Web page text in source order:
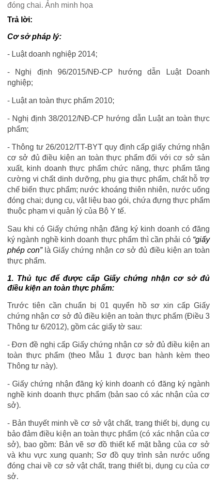
đóng chai. Ảnh minh họa
Trả lời:
Cơ sở pháp lý:
- Luật doanh nghiệp 2014;
- Nghị định 96/2015/NĐ-CP hướng dẫn Luật Doanh
nghiệp;
- Luật an toàn thực phẩm 2010;
- Nghị định 38/2012/NĐ-CP hướng dẫn Luật an toàn thực
phẩm;
- Thông tư 26/2012/TT-BYT quy định cấp giấy chứng nhận
cơ sở đủ điều kiện an toàn thực phẩm đối với cơ sở sản
xuất, kinh doanh thực phẩm chức năng, thực phẩm tăng
cường vi chất dinh dưỡng, phụ gia thực phẩm, chất hỗ trợ
chế biến thực phẩm; nước khoáng thiên nhiên, nước uống
đóng chai; dụng cụ, vật liệu bao gói, chứa đựng thực phẩm
thuộc phạm vi quản lý của Bộ Y tế.
Sau khi có Giấy chứng nhận đăng ký kinh doanh có đăng
ký ngành nghề kinh doanh thực phẩm thì cần phải có “giấy
phép con”là Giấy chứng nhận cơ sở đủ điều kiện an toàn
thực phẩm.
1. Thủ tục để được cấp Giấy chứng nhận cơ sở đủ
điều kiện an toàn thực phẩm:
Trước tiên cần chuẩn bị 01 quyển hồ sơ xin cấp Giấy
chứng nhận cơ sở đủ điều kiện an toàn thực phẩm (Điều 3
Thông tư 6/2012), gồm các giấy tờ sau:
- Đơn đề nghị cấp Giấy chứng nhận cơ sở đủ điều kiện an
toàn thực phẩm (theo Mẫu 1 được ban hành kèm theo
Thông tư này).
- Giấy chứng nhận đăng ký kinh doanh có đăng ký ngành
nghề kinh doanh thực phẩm (bản sao có xác nhận của cơ
sở).
- Bản thuyết minh về cơ sở vật chất, trang thiết bị, dụng cụ
bảo đảm điều kiện an toàn thực phẩm (có xác nhận của cơ
sở), bao gồm: Bản vẽ sơ đồ thiết kế mặt bằng của cơ sở
và khu vực xung quanh; Sơ đồ quy trình sản nước uống
đóng chai về cơ sở vật chất, trang thiết bị, dụng cụ của cơ
sở.